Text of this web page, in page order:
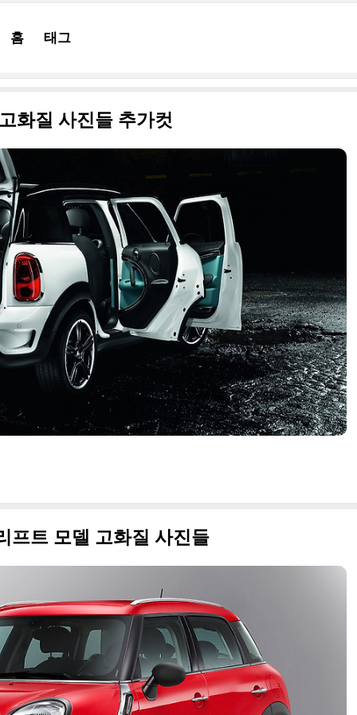
홈 태그
화질 사진들 추가컷
프트 모델 고화질 사진들